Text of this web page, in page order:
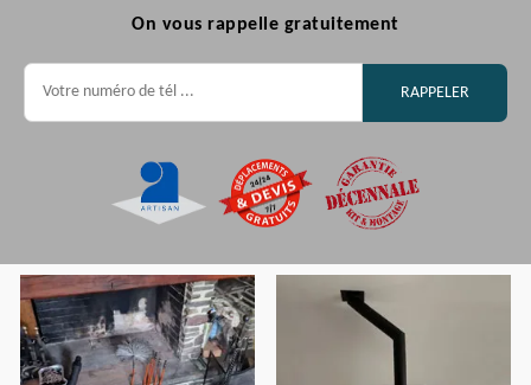
On vous rappelle gratuitement